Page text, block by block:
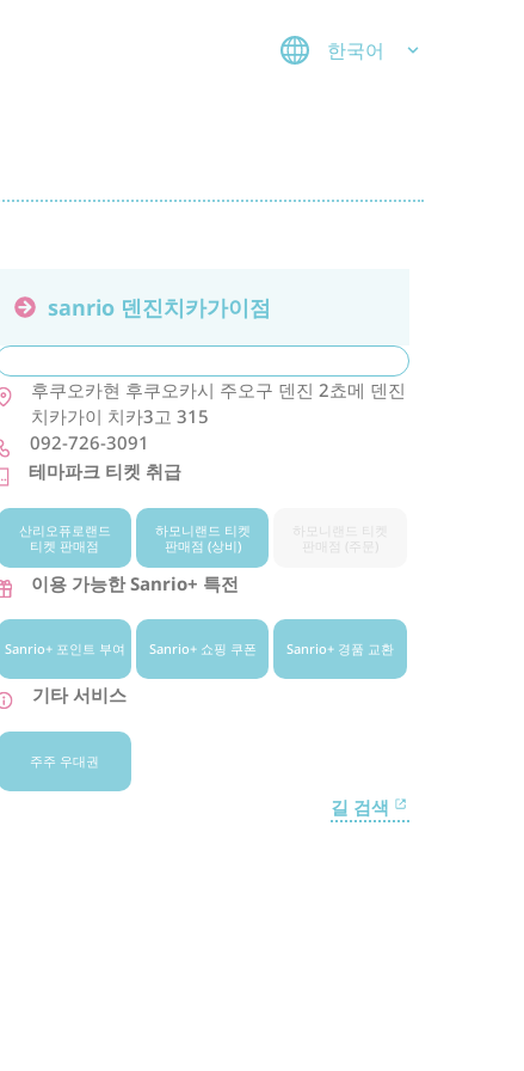
한국어
sanrio 덴진치카가이점
후쿠오카현 후쿠오카시 주오구 덴진 2쵸메 덴진
치카가이 치카3고 315
092-726-3091
테마파크 티켓 취급
산리오퓨로랜드
티켓 판매점
하모니랜드 티켓
판매점 (상비)
하모니랜드 티켓
판매점 (주문)
이용 가능한 Sanrio+ 특전
Sanrio+ 포인트 부여 Sanrio+ 쇼핑 쿠폰 Sanrio+ 경품 교환
기타 서비스
주주 우대권
길 검색